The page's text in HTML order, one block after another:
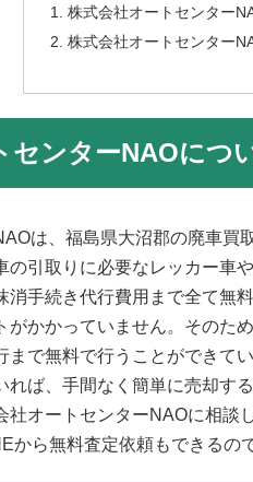
株式会社オートセンター
株式会社オートセンター
センターNAOにつ
は、福島県大沼郡の廃車買
の引取りに必要なレッカー車
手続き代行費用まで全て無
がかかっていません。そのた
まで無料で行うことができて
れば、手間なく簡単に売却す
社オートセンターNAOに相
から無料査定依頼もできるの